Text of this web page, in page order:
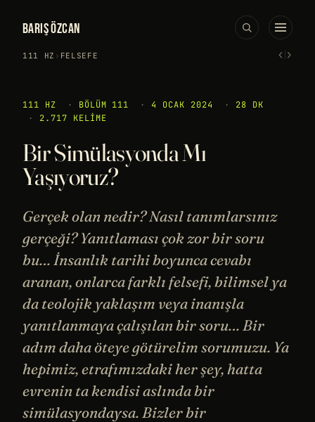
BARIŞ ÖZCAN
111 HZ › FELSEFE ‹›
111 HZ · BÖLÜM 111 · 4 OCAK 2024 ·
28 DK
·
2.717 KELIME
Bir Simülasyonda Mı
Yaşıyoruz?
Gerçek olan nedir? Nasıl tanımlarsınız
gerçeği? Yanıtlaması çok zor bir soru
bu… İnsanlık tarihi boyunca cevabı
aranan, onlarca farklı felsefi, bilimsel ya
da teolojik yaklaşım veya inanışla
yanıtlanmaya çalışılan bir soru… Bir
adım daha öteye götürelim sorumuzu. Ya
hepimiz, etrafımızdaki her şey, hatta
evrenin ta kendisi aslında bir
simülasyondaysa. Bizler bir